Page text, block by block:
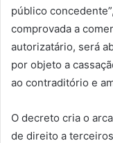
público
comprovada a
autorizatário, será
por objeto a
ao contraditório e
O decreto cria o
de direito a